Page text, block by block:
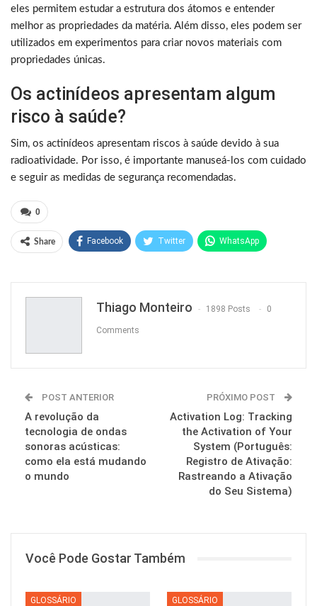
eles permitem estudar a estrutura dos átomos e entender
melhor as propriedades da matéria. Além disso, eles podem ser
utilizados em experimentos para criar novos materiais com
propriedades únicas.
Os actinídeos apresentam algum
risco à saúde?
Sim, os actinídeos apresentam riscos à saúde devido à sua
radioatividade. Por isso, é importante manuseá-los com cuidado
e seguir as medidas de segurança recomendadas.
0
Share Facebook Twitter WhatsApp
Thiago Monteiro 1898 Posts 0
Comments
POST ANTERIOR
A revolução da
tecnologia de ondas
sonoras acústicas:
como ela está mudando
o mundo
PRÓXIMO POST
Activation Log: Tracking
the Activation of Your
System (Português:
Registro de Ativação:
Rastreando a Ativação
do Seu Sistema)
Você Pode Gostar Também
GLOSSÁRIO GLOSSÁRIO